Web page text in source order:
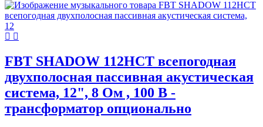
FBT SHADOW 112HCT всепогодная
двухполосная пассивная акустическая
система, 12", 8 Ом , 100 В -
трансформатор опционально